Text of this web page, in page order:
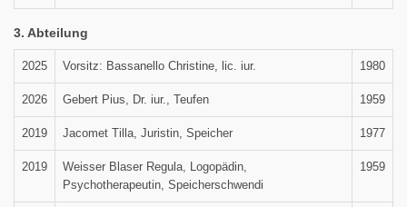
3. Abteilung
2025 Vorsitz: Bassanello Christine, lic. iur. 1980
2026 Gebert Pius, Dr. iur., Teufen 1959
2019 Jacomet Tilla, Juristin, Speicher 1977
2019
Weisser Blaser Regula, Logopädin,
Psychotherapeutin, Speicherschwendi
1959